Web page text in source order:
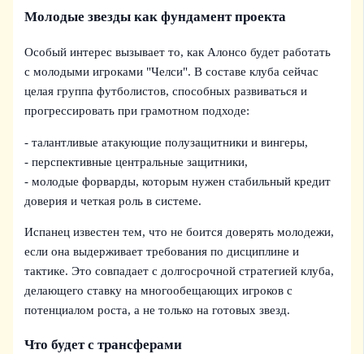
Молодые звезды как фундамент проекта
Особый интерес вызывает то, как Алонсо будет работать
с молодыми игроками "Челси". В составе клуба сейчас
целая группа футболистов, способных развиваться и
прогрессировать при грамотном подходе:
- талантливые атакующие полузащитники и вингеры,
- перспективные центральные защитники,
- молодые форварды, которым нужен стабильный кредит
доверия и четкая роль в системе.
Испанец известен тем, что не боится доверять молодежи,
если она выдерживает требования по дисциплине и
тактике. Это совпадает с долгосрочной стратегией клуба,
делающего ставку на многообещающих игроков с
потенциалом роста, а не только на готовых звезд.
Что будет с трансферами